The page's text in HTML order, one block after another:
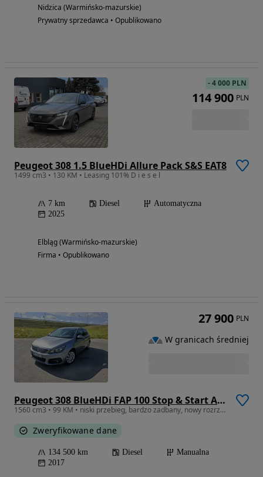
Nidzica (Warmińsko-mazurskie)
Prywatny sprzedawca • Opublikowano
Peugeot 308 1.5 BlueHDi Allure Pack S&S EAT8
1499 cm3 • 130 KM • Leasing 101% D i e s e l
7 km Diesel
Automatyczna
2025
Elbląg (Warmińsko-mazurskie)
Firma • Opublikowano
-4 000 PLN
114 900 PLN
Peugeot 308 BlueHDi FAP 100 Stop & Start Access
1560 cm3 • 99 KM • niski przebieg, bardzo zadbany, nowy rozrząd, 100% sprawny
Zweryfikowane dane
134 500 km Diesel
Manualna
2017
27 900 PLN
W granicach średniej